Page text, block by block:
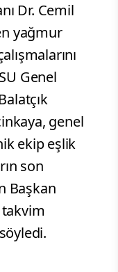
Dr. Cemil
yağmur
Genel
genel
ekip eşlik
son
Başkan
takvim